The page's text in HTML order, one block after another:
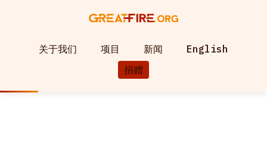
关于我们 项目 新闻
English
捐赠